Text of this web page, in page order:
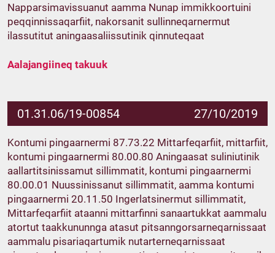
Napparsimavissuanut aamma Nunap immikkoortuini
peqqinnissaqarfiit, nakorsanit sullinneqarnermut
ilassutitut aningaasaliissutinik qinnuteqaat
Aalajangiineq takuuk
01.31.06/19-00854 27/10/2019
Kontumi pingaarnermi 87.73.22 Mittarfeqarfiit, mittarfiit,
kontumi pingaarnermi 80.00.80 Aningaasat suliniutinik
aallartitsinissamut sillimmatit, kontumi pingaarnermi
80.00.01 Nuussinissanut sillimmatit, aamma kontumi
pingaarnermi 20.11.50 Ingerlatsinermut sillimmatit,
Mittarfeqarfiit ataanni mittarfinni sanaartukkat aammalu
atortut taakkununnga atasut pitsanngorsarneqarnissaat
aammalu pisariaqartumik nutarterneqarnissaat